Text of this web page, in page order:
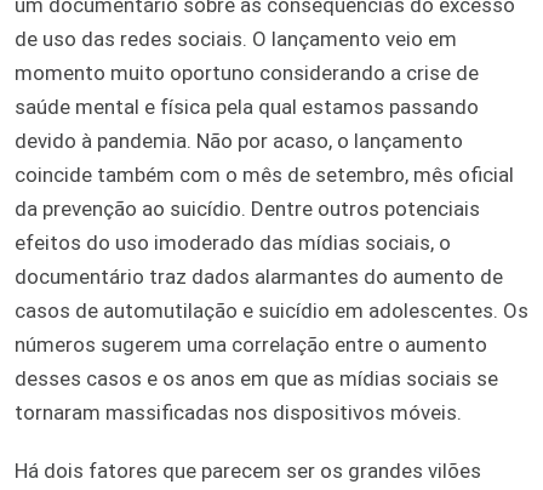
de uso das redes sociais. O lançamento veio em
momento muito oportuno considerando a crise de
saúde mental e física pela qual estamos passando
devido à pandemia. Não por acaso, o lançamento
coincide também com o mês de setembro, mês oficial
da prevenção ao suicídio. Dentre outros potenciais
efeitos do uso imoderado das mídias sociais, o
documentário traz dados alarmantes do aumento de
casos de automutilação e suicídio em adolescentes. Os
números sugerem uma correlação entre o aumento
desses casos e os anos em que as mídias sociais se
tornaram massificadas nos dispositivos móveis.
Há dois fatores que parecem ser os grandes vilões